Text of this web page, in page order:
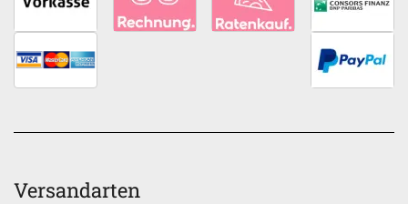
Versandarten